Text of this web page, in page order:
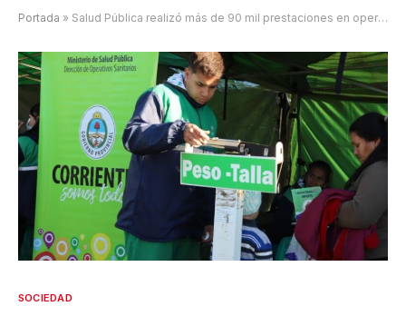
Portada » Salud Pública realizó más de 90 mil prestaciones en operativos en el primer semestre
SOCIEDAD